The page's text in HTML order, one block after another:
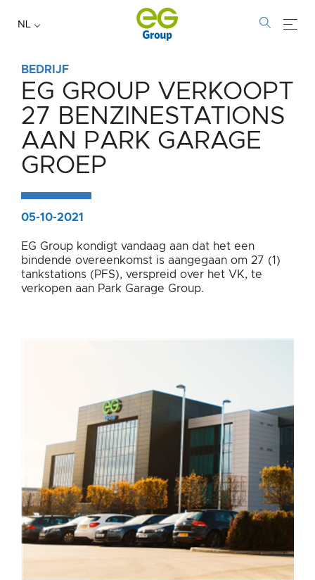
NL
BEDRIJF
EG
GROUP
VERKOOPT
BENZINESTATIONS
AAN
PARK
EG GROUP VERKOOPT
27 BENZINESTATIONS
AAN PARK GARAGE
GROEP
05-10-2021
EG Group kondigt vandaag aan dat het een
bindende overeenkomst is aangegaan om 27 (1)
tankstations (PFS), verspreid over het VK, te
verkopen aan Park Garage Group.